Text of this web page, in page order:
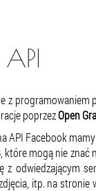
z
poprzezOpen
API Facebook
które mogą nie
z odwiedzającym
itp. na